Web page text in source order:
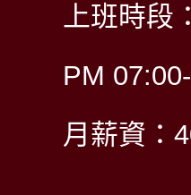
上班時段
PM
月薪資：